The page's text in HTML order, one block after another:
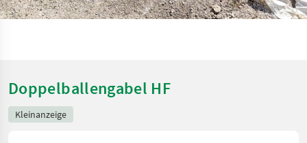
Doppelballengabel HF
Kleinanzeige